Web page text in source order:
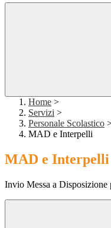
Home >
Servizi >
Personale Scolastico
MAD e Interpelli
MAD e Interpelli
Invio Messa a Disposizione